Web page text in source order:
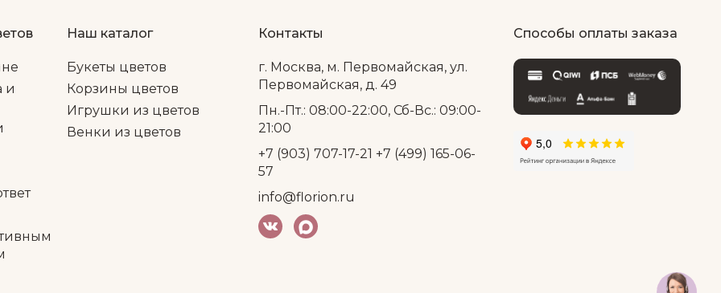
и
Наш каталог
Букеты цветов
Корзины цветов
Игрушки из цветов
Венки из цветов
Контакты
г. Москва, м. Первомайская, ул.
Первомайская, д. 49
Пн.-Пт.: 08:00-22:00, Сб-Вс.: 09:00-
21:00
+7 (903) 707-17-21 +7 (499) 165-06-
57
info@florion.ru
Способы оплаты заказа